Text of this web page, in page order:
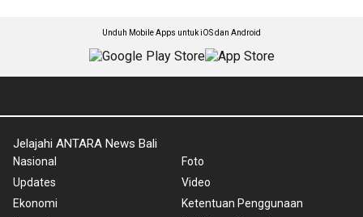
Unduh Mobile Apps untuk iOS dan Android
Jelajahi ANTARA News Bali
Nasional
Updates
Ekonomi
Foto
Video
Ketentuan Penggunaan